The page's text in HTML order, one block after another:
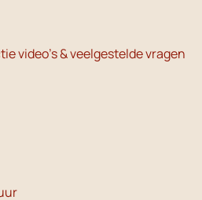
video's & veelgestelde vragen